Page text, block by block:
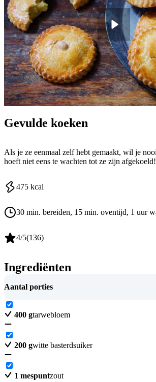
Gevulde koeken
Als je ze eenmaal zelf hebt gemaakt, wil je
hoeft niet eens te wachten tot ze zijn afgekoeld!
475 kcal
30 min. bereiden, 15 min. oventijd, 1 uur
4/5(136)
Ingrediënten
Aantal porties
400 gtarwebloem
200 gwitte basterdsuiker
1 mespuntzout